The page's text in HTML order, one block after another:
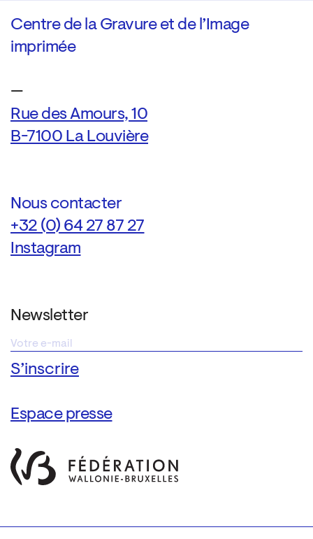
Centre de la Gravure et de l’Image
imprimée
—
Rue des Amours, 10
B-7100 La Louvière
Nous contacter
+32 (0) 64 27 87 27
Instagram
Newsletter
Espace presse